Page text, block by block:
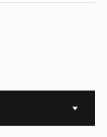
Sort